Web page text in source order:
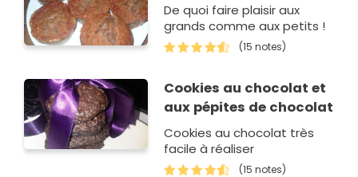
De quoi faire plaisir aux
grands comme aux petits !
(15 notes)
Cookies au chocolat et
aux pépites de chocolat
Cookies au chocolat très
facile à réaliser
(15 notes)